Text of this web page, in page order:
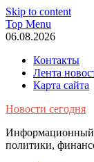
Skip to content
Top Menu
06.08.2026
Контакты
Лента
Карта сайта
Новости сегодня
Информационный
политики,